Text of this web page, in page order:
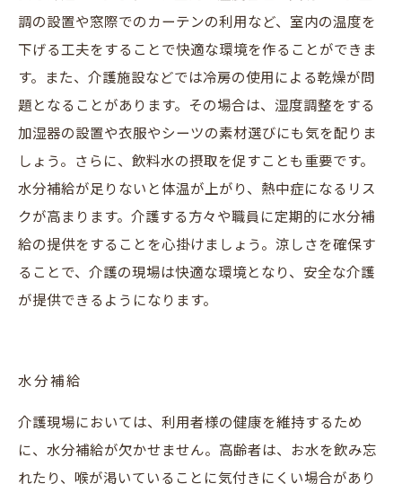
調の設置や窓際でのカーテンの利用など、室内の温度を
下げる工夫をすることで快適な環境を作ることができま
す。また、介護施設などでは冷房の使用による乾燥が問
題となることがあります。その場合は、湿度調整をする
加湿器の設置や衣服やシーツの素材選びにも気を配りま
しょう。さらに、飲料水の摂取を促すことも重要です。
水分補給が足りないと体温が上がり、熱中症になるリス
クが高まります。介護する方々や職員に定期的に水分補
給の提供をすることを心掛けましょう。涼しさを確保す
ることで、介護の現場は快適な環境となり、安全な介護
が提供できるようになります。
水分補給
介護現場においては、利用者様の健康を維持するため
に、水分補給が欠かせません。高齢者は、お水を飲み忘
れたり、喉が渇いていることに気付きにくい場合があり